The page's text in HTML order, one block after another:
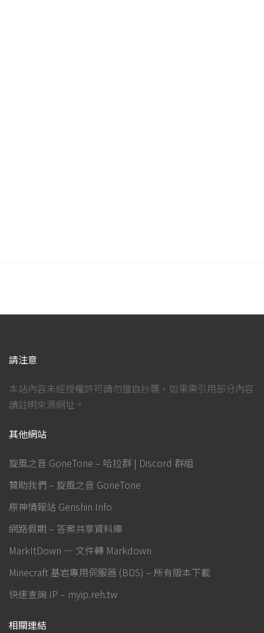
請注意
本站內容未經授權許可請勿擅自抄襲，如果需引用部分內容
請註明來源網址。
其他網站
旋風之音 GoneTone – 哈拉群 | Discord 群組
贊助我們 – 旋風之音 GoneTone
原神情報站 Genshin Info
網路假期 – 答案共享資料庫
MarkItDown — 文件轉 Markdown
Minecraft 基岩專用伺服器 (BDS) – 所有版本下載
快速查詢 IP – myip.reh.tw
相關連結